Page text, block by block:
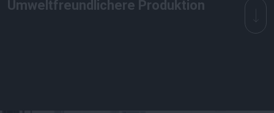
Umweltfreundlichere Produktion